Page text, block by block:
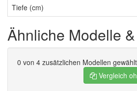
Tiefe (cm)
Ähnliche Modelle
0 von 4 zusätzlichen Modellen gewählt
Vergleich